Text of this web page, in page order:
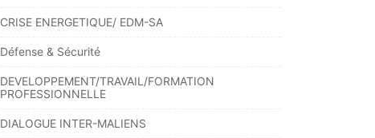
CRISE ENERGETIQUE/ EDM-SA
Défense & Sécurité
DEVELOPPEMENT/TRAVAIL/FORMATION
PROFESSIONNELLE
DIALOGUE INTER-MALIENS